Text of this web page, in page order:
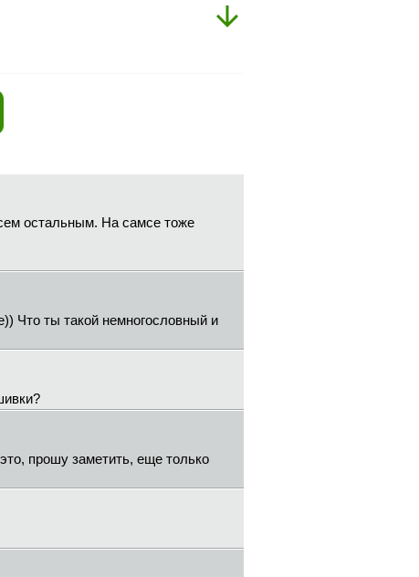
остальным. На самсе тоже
Что ты такой немногословный и
прошу заметить, еще только